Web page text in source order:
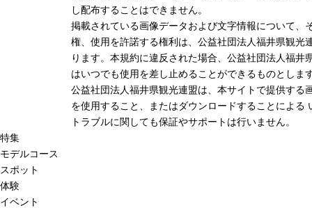
し配布することはできません。
掲載されている画像データおよび文字情報について、
権、使用を許諾する権利は、公益社団法人福井県観光
ります。本規約に違反された場合、公益社団法人福井
はいつでも使用を差し止めることができるものとしま
公益社団法人福井県観光連盟は、本サイトで提供する
を使用すること、またはダウンロードすることによる
トラブルに関しても保証やサポートは行いません。
特集
モデルコース
スポット
体験
イベント